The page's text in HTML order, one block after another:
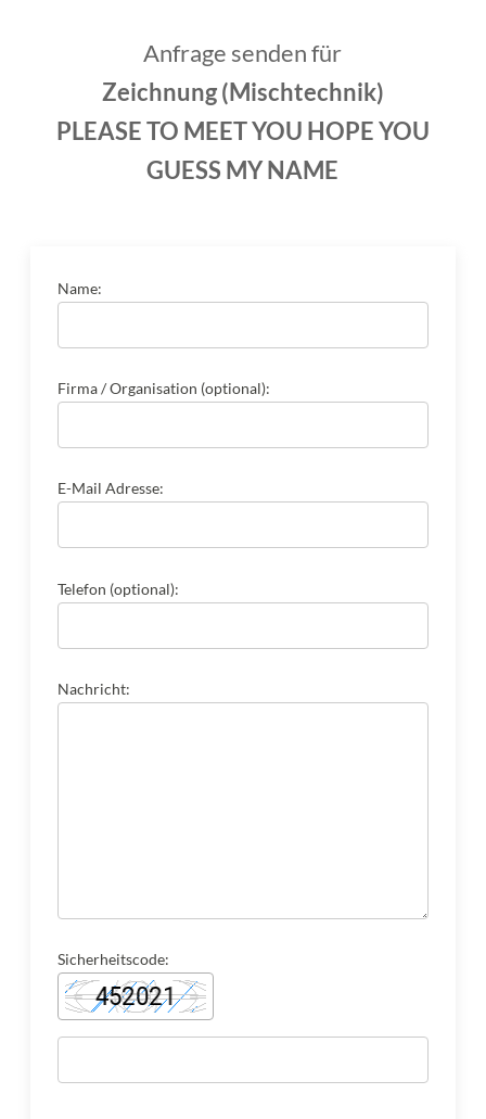
Anfrage senden für
Zeichnung (Mischtechnik)
PLEASE TO MEET YOU HOPE YOU
GUESS MY NAME
Name:
Firma / Organisation (optional):
E-Mail Adresse:
Telefon (optional):
Nachricht:
Sicherheitscode: